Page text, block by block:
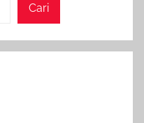
Cari